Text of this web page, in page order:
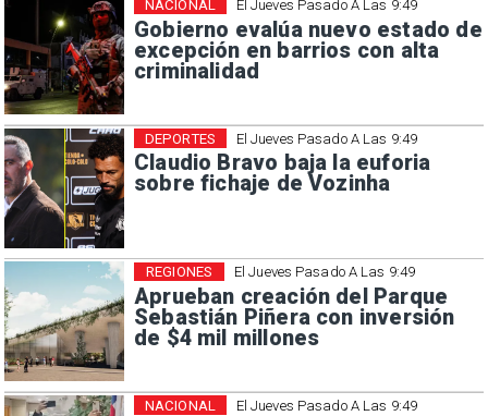
El Jueves Pasado A Las 9:49
Gobierno evalúa nuevo estado de
excepción en barrios con alta
criminalidad
NACIONAL
El Jueves Pasado A Las 9:49
Claudio Bravo baja la euforia
sobre fichaje de Vozinha
DEPORTES
El Jueves Pasado A Las 9:49
Aprueban creación del Parque
Sebastián Piñera con inversión
de $4 mil millones
REGIONES
El Jueves Pasado A Las 9:49
NACIONAL